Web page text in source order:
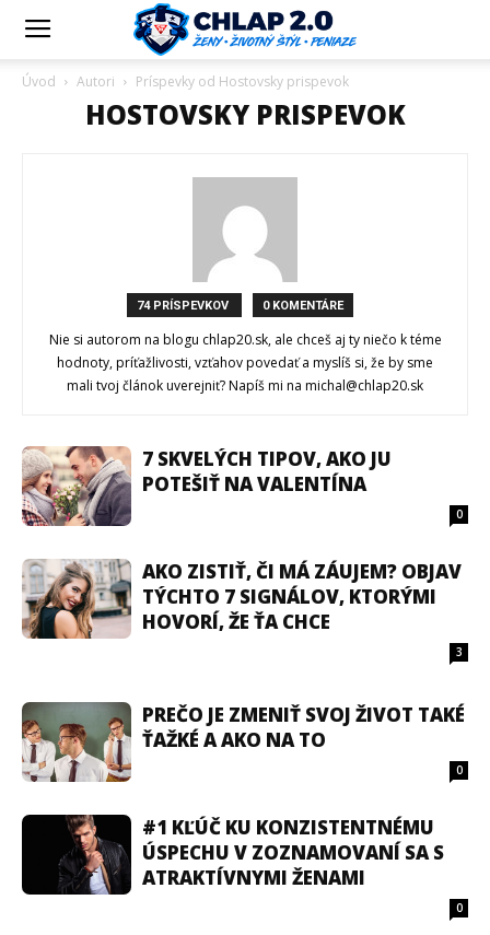
Úvod Autori Príspevky od Hostovsky prispevok
HOSTOVSKY PRISPEVOK
74 PRÍSPEVKOV 0 KOMENTÁRE
Nie si autorom na blogu chlap20.sk, ale chceš aj ty niečo k téme
hodnoty, príťažlivosti, vzťahov povedať a myslíš si, že by sme
mali tvoj článok uverejniť? Napíš mi na michal@chlap20.sk
7 SKVELÝCH TIPOV, AKO JU
POTEŠIŤ NA VALENTÍNA
0
AKO ZISTIŤ, ČI MÁ ZÁUJEM? OBJAV
TÝCHTO 7 SIGNÁLOV, KTORÝMI
HOVORÍ, ŽE ŤA CHCE
3
PREČO JE ZMENIŤ SVOJ ŽIVOT TAKÉ
ŤAŽKÉ A AKO NA TO
0
#1 KĽÚČ KU KONZISTENTNÉMU
ÚSPECHU V ZOZNAMOVANÍ SA S
ATRAKTÍVNYMI ŽENAMI
0